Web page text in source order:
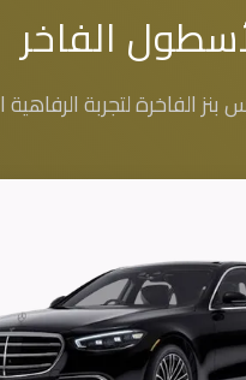
الفاخر
الفاخرة لتجربة